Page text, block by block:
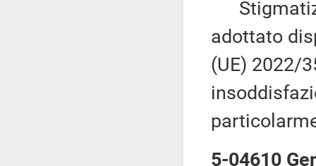
adottato
(UE) 2022/
5-04610